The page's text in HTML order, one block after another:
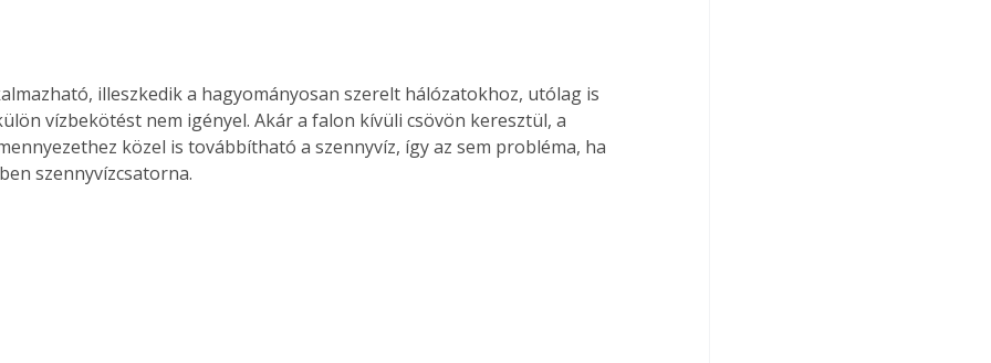
vagy
is
Bárhol,
élve
illeszkedik a hagyományosan szerelt hálózatokhoz, utólag is
vízbekötést nem igényel. Akár a falon kívüli csövön keresztül, a
közel is továbbítható a szennyvíz, így az sem probléma, ha
szennyvízcsatorna.